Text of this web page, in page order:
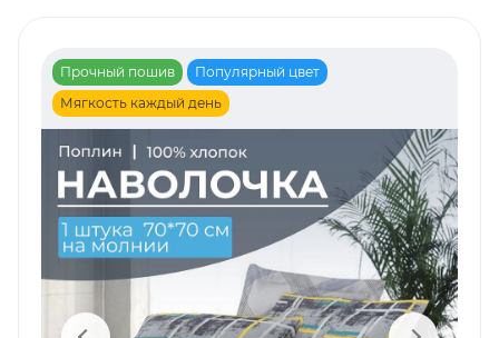
Прочный пошив
Популярный цвет
Мягкость каждый день